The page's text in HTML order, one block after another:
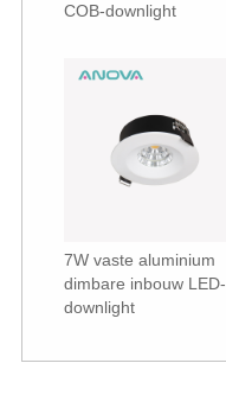
COB-downlight
7W vaste aluminium
dimbare inbouw LED-
downlight